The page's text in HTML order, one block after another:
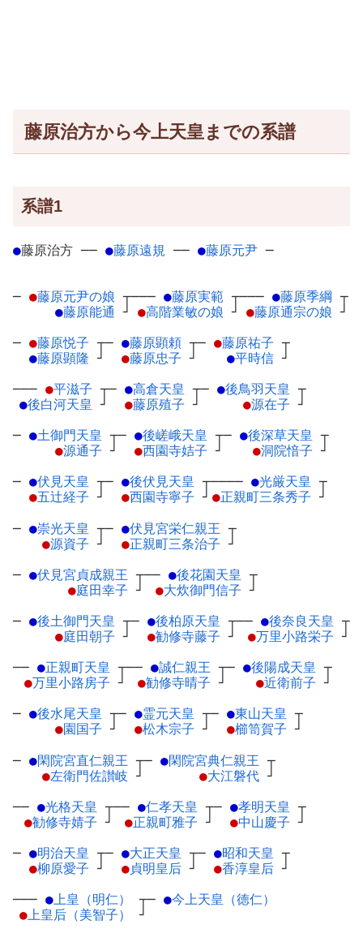
藤原治方から今上天皇までの系譜
系譜1
●藤原治方 ── ●藤原遠規 ── ●藤原元尹 ─
─ ●藤原元尹の娘 ┬
●藤原能通 ┘
─── ●藤原実範 ┬
●高階業敏の娘 ┘
─── ●藤原季綱 ┬
●藤原通宗の娘 ┘
─ ●藤原悦子 ┬
●藤原顕隆 ┘
─ ●藤原顕頼 ┬
●藤原忠子 ┘
─ ●藤原祐子 ┬
●平時信 ┘
─── ●平滋子 ┬
●後白河天皇 ┘
─ ●高倉天皇 ┬
●藤原殖子 ┘
─ ●後鳥羽天皇 ┬
●源在子 ┘
─ ●土御門天皇 ┬
●源通子 ┘
─ ●後嵯峨天皇 ┬
●西園寺姞子 ┘
─ ●後深草天皇 ┬
●洞院愔子 ┘
─ ●伏見天皇 ┬
●五辻経子 ┘
─ ●後伏見天皇 ┬
●西園寺寧子 ┘
──── ●光厳天皇 ┬
●正親町三条秀子 ┘
─ ●崇光天皇 ┬
●源資子 ┘
─ ●伏見宮栄仁親王 ┬
●正親町三条治子 ┘
─ ●伏見宮貞成親王 ┬
●庭田幸子 ┘
── ●後花園天皇 ┬
●大炊御門信子 ┘
─ ●後土御門天皇 ┬
●庭田朝子 ┘
─ ●後柏原天皇 ┬
●勧修寺藤子 ┘
── ●後奈良天皇 ┬
●万里小路栄子 ┘
── ●正親町天皇 ┬
●万里小路房子 ┘
── ●誠仁親王 ┬
●勧修寺晴子 ┘
─ ●後陽成天皇 ┬
●近衛前子 ┘
─ ●後水尾天皇 ┬
●園国子 ┘
─ ●霊元天皇 ┬
●松木宗子 ┘
─ ●東山天皇 ┬
●櫛笥賀子 ┘
─ ●閑院宮直仁親王 ┬
●左衛門佐讃岐 ┘
─ ●閑院宮典仁親王 ┬
●大江磐代 ┘
── ●光格天皇 ┬
●勧修寺婧子 ┘
── ●仁孝天皇 ┬
●正親町雅子 ┘
─ ●孝明天皇 ┬
●中山慶子 ┘
─ ●明治天皇 ┬
●柳原愛子 ┘
─ ●大正天皇 ┬
●貞明皇后 ┘
─ ●昭和天皇 ┬
●香淳皇后 ┘
─── ●上皇（明仁）
┬
●上皇后（美智子） ┘
─ ●今上天皇（徳仁）